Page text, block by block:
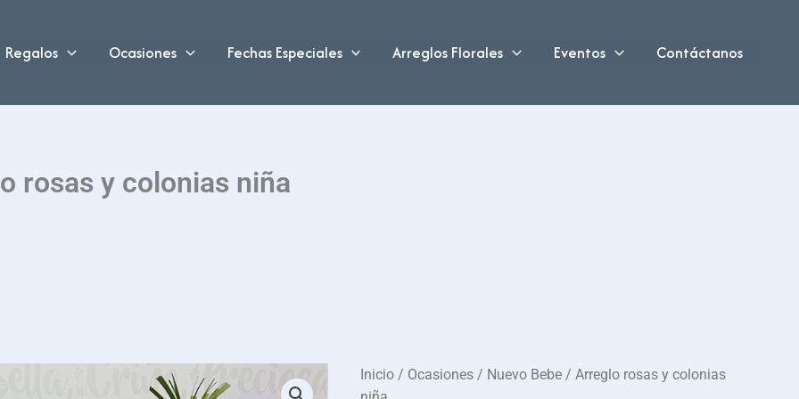
Regalos Ocasiones Fechas Especiales Arreglos Florales Eventos Contáctanos
rosas y colonias niña
Inicio / Ocasiones / Nuevo Bebe / Arreglo rosas y colonias